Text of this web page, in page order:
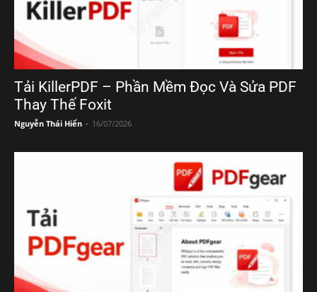
Tải KillerPDF – Phần Mềm Đọc Và Sửa PDF
Thay Thế Foxit
Nguyễn Thái Hiển - 16/07/2026